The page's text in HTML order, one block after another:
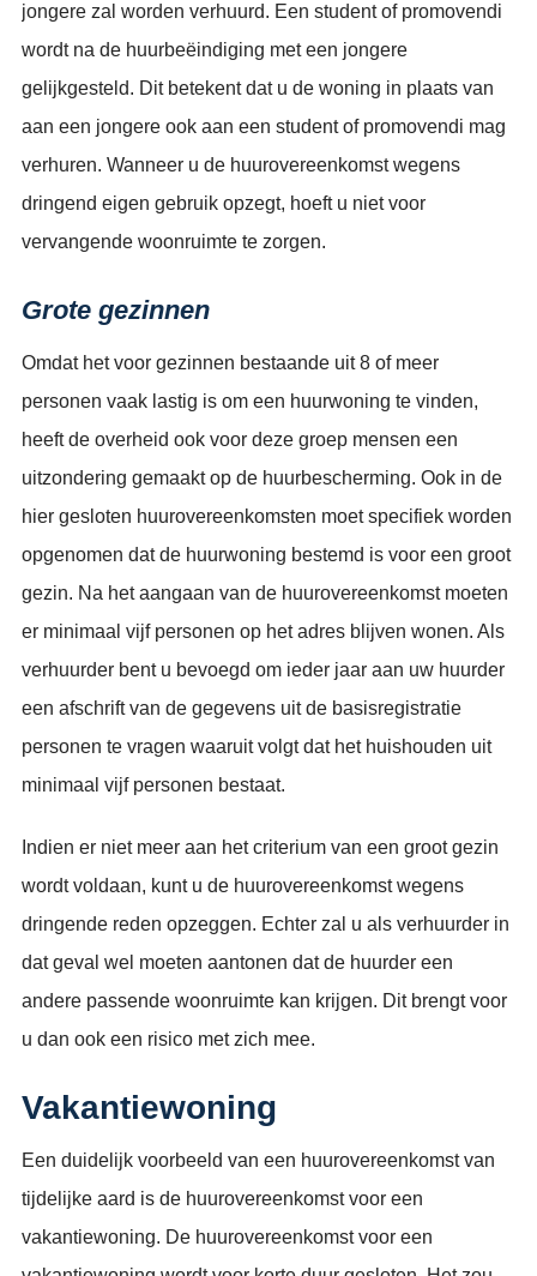
jongere zal worden verhuurd. Een student of promovendi
wordt na de huurbeëindiging met een jongere
gelijkgesteld. Dit betekent dat u de woning in plaats van
aan een jongere ook aan een student of promovendi mag
verhuren. Wanneer u de huurovereenkomst wegens
dringend eigen gebruik opzegt, hoeft u niet voor
vervangende woonruimte te zorgen.
Grote gezinnen
Omdat het voor gezinnen bestaande uit 8 of meer
personen vaak lastig is om een huurwoning te vinden,
heeft de overheid ook voor deze groep mensen een
uitzondering gemaakt op de huurbescherming. Ook in de
hier gesloten huurovereenkomsten moet specifiek worden
opgenomen dat de huurwoning bestemd is voor een groot
gezin. Na het aangaan van de huurovereenkomst moeten
er minimaal vijf personen op het adres blijven wonen. Als
verhuurder bent u bevoegd om ieder jaar aan uw huurder
een afschrift van de gegevens uit de basisregistratie
personen te vragen waaruit volgt dat het huishouden uit
minimaal vijf personen bestaat.
Indien er niet meer aan het criterium van een groot gezin
wordt voldaan, kunt u de huurovereenkomst wegens
dringende reden opzeggen. Echter zal u als verhuurder in
dat geval wel moeten aantonen dat de huurder een
andere passende woonruimte kan krijgen. Dit brengt voor
u dan ook een risico met zich mee.
Vakantiewoning
Een duidelijk voorbeeld van een huurovereenkomst van
tijdelijke aard is de huurovereenkomst voor een
vakantiewoning. De huurovereenkomst voor een